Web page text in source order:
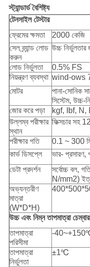
স্ট্যান্ডার্ড বৈশিষ্ট্য
টেনসাইল টেস্টার
ফ্রেমের ক্ষমতা
2000 কেজি
সেল ব্র্যান্ড লোড
করুন
উচ্চ নির্ভুলতার
লোড নির্ভুলতা
0.5% FS
নিয়ন্ত্রণ ব্যবস্থা wind-ows 7
মোটর
পানা-সোনিক
সিস্টেম, উচ্চ-
জোর করে পড়া
kgf, Ibf, N,
উল্লম্ব পরীক্ষার
স্থান
ফিক্সচার সহ
পরীক্ষার গতি
0.1 ~ 300
কার্ভ ডিসপ্লে
ভার- প্রসারণ,
ডেটা প্রদর্শন
সর্বোচ্চ বল,
N/mm2)
অভ্যন্তরীণ
মাত্রা
(W*D*H)
উচ্চ এবং নিম্ন তাপমাত্রা চেম্বার
তাপমাত্রা
পরিসীমা
-
তাপমাত্রা
নির্ভুলতা
±1℃